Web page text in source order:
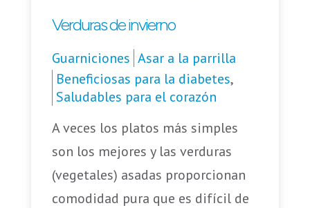
Verduras de invierno
Guarniciones Asar a la parrilla
Beneficiosas para la diabetes,
Saludables para el corazón
A veces los platos más simples
son los mejores y las verduras
(vegetales) asadas proporcionan
comodidad pura que es difícil de